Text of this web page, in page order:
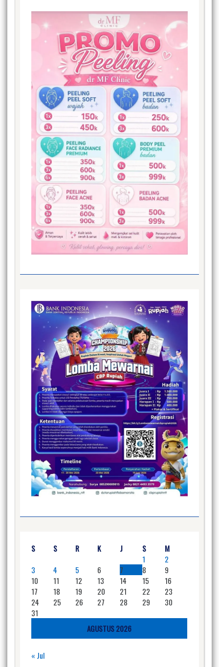
AGUSTUS 2026
S S R K J S
M
1
2
3
4 5 6 7 8
9
10
11 12 13 14 15
16
17
18 19 20 21 22
23
24
25 26 27 28 29
30
31
« Jul